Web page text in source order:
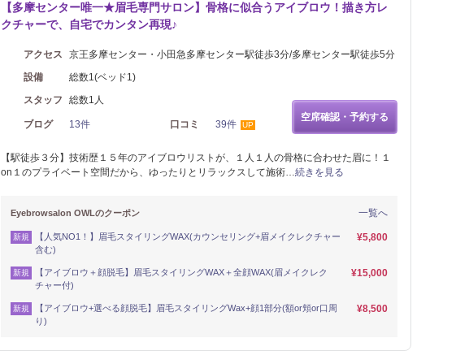
【多摩センター唯一★眉毛専門サロン】骨格に似合うアイブロウ！描き方レ
クチャーで、自宅でカンタン再現♪
アクセス
京王多摩センター・小田急多摩センター駅徒歩3分/多摩センター駅徒歩5分
設備
総数1(ベッド1)
スタッフ
総数1人
ブログ 13件 口コミ 39件 UP
空席確認・予約する
【駅徒歩３分】技術歴１５年のアイブロウリストが、１人１人の骨格に合わせた眉に！１
on１のプライベート空間だから、ゆったりとリラックスして施術…続きを見る
一覧へ
Eyebrowsalon OWLのクーポン
新規
【人気NO1！】眉毛スタイリングWAX(カウンセリング+眉メイクレクチャー
含む)
¥5,800
新規
【アイブロウ＋顔脱毛】眉毛スタイリングWAX＋全顔WAX(眉メイクレク
チャー付)
¥15,000
新規
【アイブロウ+選べる顔脱毛】眉毛スタイリングWax+顔1部分(額or頬or口周
り)
¥8,500